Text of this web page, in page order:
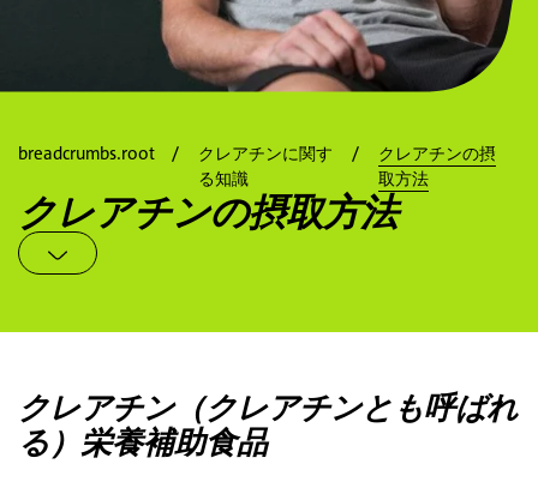
breadcrumbs.root
クレアチンに関す
る知識
クレアチンの摂
取方法
クレアチンの摂取方法
クレアチン（クレアチンとも呼ばれ
る）栄養補助食品